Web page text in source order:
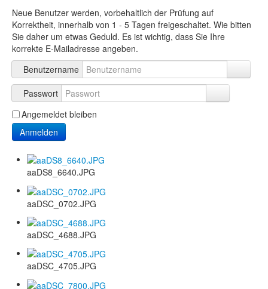
Neue Benutzer werden, vorbehaltlich der Prüfung auf
Korrektheit, innerhalb von 1 - 5 Tagen freigeschaltet. Wie bitten
Sie daher um etwas Geduld. Es ist wichtig, dass Sie Ihre
korrekte E-Mailadresse angeben.
Benutzername
Passwort
Angemeldet bleiben
Anmelden
aaDS8_6640.JPG
aaDSC_0702.JPG
aaDSC_4688.JPG
aaDSC_4705.JPG